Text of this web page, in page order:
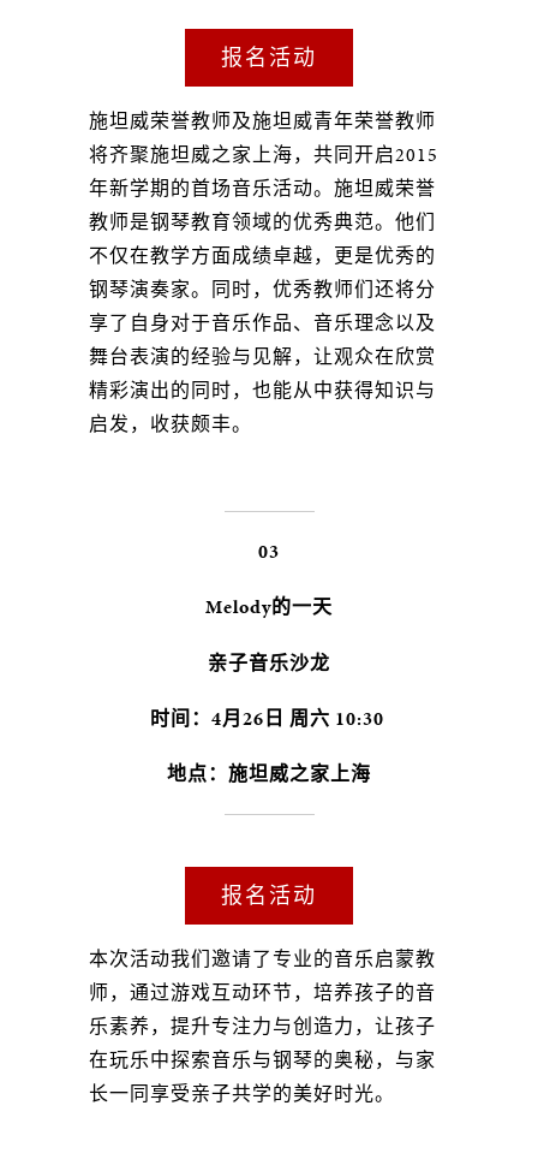
报名活动
施坦威荣誉教师及施坦威青年荣誉教师
将齐聚施坦威之家上海，共同开启2015
年新学期的首场音乐活动。施坦威荣誉
教师是钢琴教育领域的优秀典范。他们
不仅在教学方面成绩卓越，更是优秀的
钢琴演奏家。同时，优秀教师们还将分
享了自身对于音乐作品、音乐理念以及
舞台表演的经验与见解，让观众在欣赏
精彩演出的同时，也能从中获得知识与
启发，收获颇丰。
03
Melody的一天
亲子音乐沙龙
时间：4月26日 周六 10:30
地点：施坦威之家上海
报名活动
本次活动我们邀请了专业的音乐启蒙教
师，通过游戏互动环节，培养孩子的音
乐素养，提升专注力与创造力，让孩子
在玩乐中探索音乐与钢琴的奥秘，与家
长一同享受亲子共学的美好时光。